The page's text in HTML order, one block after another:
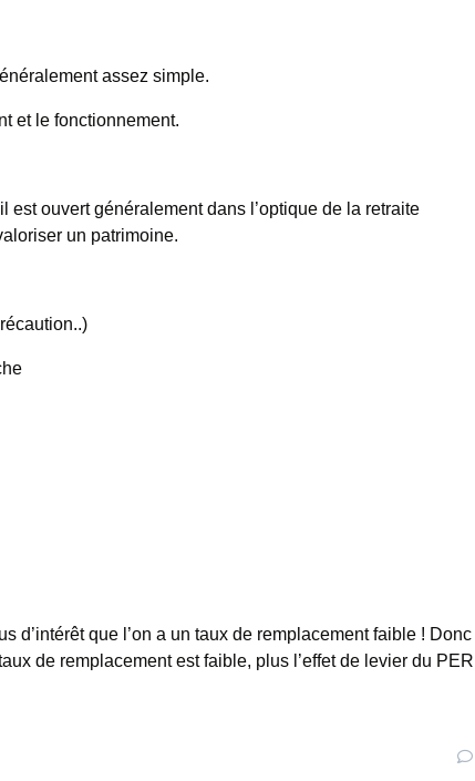
assez simple.
et le fonctionnement.
est ouvert généralement dans l’optique de la retraite
un patrimoine.
d’intérêt que l’on a un taux de remplacement faible ! Donc
de remplacement est faible, plus l’effet de levier du PER